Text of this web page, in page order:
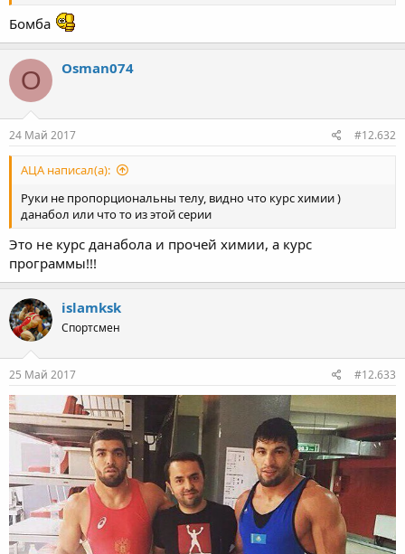
Бомба
O Osman074
24 Май 2017 #12.632
АЦА написал(а):
Руки не пропорциональны телу, видно что курс химии )
данабол или что то из этой серии
Это не курс данабола и прочей химии, а курс
программы!!!
islamksk
Спортсмен
25 Май 2017 #12.633